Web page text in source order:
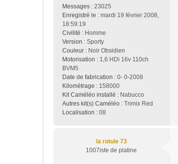
Messages : 23025
Enregistré le : mardi 19 février 2008,
18:59:19
Civilité : Homme
Version : Sporty
Couleur : Noir Obsidien
Motorisation : 1,6 HDi 16v 110ch
BVM5
Date de fabrication : 0- 0-2008
Kilométrage : 158000
Kit Caméléo installé : Nabucco
Autres kit(s) Caméléo : Trimix Red
Localisation : 08
la rotule 73
1007iste de platine